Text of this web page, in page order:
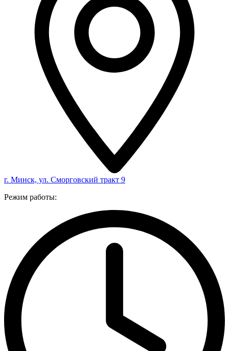
г. Минск, ул. Сморговский тракт 9
Режим работы: